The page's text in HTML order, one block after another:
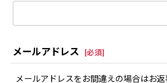
メールアドレス [必須]
メールアドレスをお間違えの場合はお